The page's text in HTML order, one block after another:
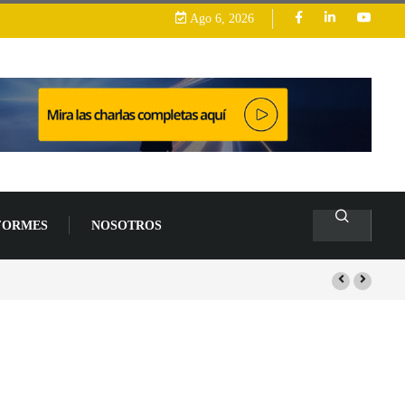
Ago 6, 2026
NOSOTROS